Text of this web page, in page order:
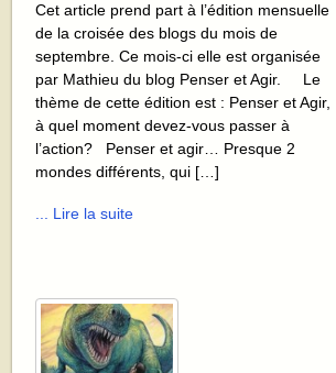
Cet article prend part à l’édition mensuelle
de la croisée des blogs du mois de
septembre. Ce mois-ci elle est organisée
par Mathieu du blog Penser et Agir. Le
thème de cette édition est : Penser et Agir,
à quel moment devez-vous passer à
l’action? Penser et agir… Presque 2
mondes différents, qui […]
... Lire la suite